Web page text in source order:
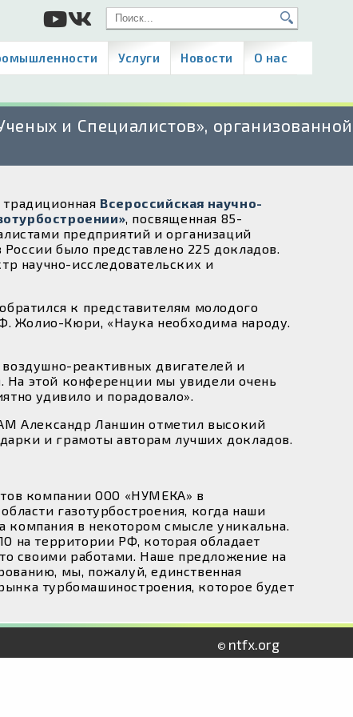
Услуги Новости О нас
и Специалистов»,
традиционнаяВсероссийская научно-
, посвященная 85-
предприятий и организаций
было представлено 225 докладов.
научно-исследовательских и
к представителям молодого
Жолио-Кюри, «Наука необходима народу.
реактивных двигателей и
На этой конференции мы увидели очень
удивило и порадовало».
Александр Ланшин отметил высокий
и грамоты авторам лучших докладов.
компании ООО «НУМЕКА» в
газотурбостроения, когда наши
компания в некотором смысле уникальна.
на территории РФ, которая обладает
своими работами. Наше предложение на
мы, пожалуй, единственная
турбомашиностроения, которое будет
© ntfx.org